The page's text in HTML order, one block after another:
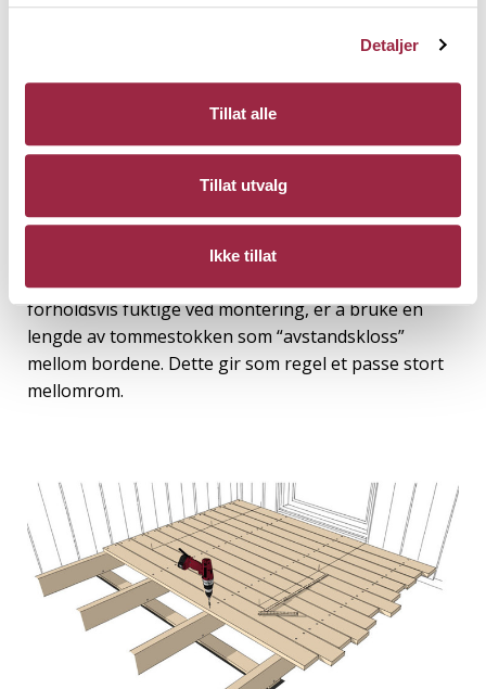
Detaljer
Tillat alle
Tillat utvalg
Ikke tillat
nyproduserte og fuktige, men ofte er det en
variasjon i fuktigheten fra bord til bord (og fra ende
En måte å sikre riktig mellomrom uavhengig av
fuktinnhold er å måle kant til kant under montering.
Som eksempel kan man måle 125 mm fra kanten på
det allerede monterte terrassebordet til kanten på
det bordet som skal monteres ved bruk av 120 mm
bredde. En annen måte, når terrassebordene er
forholdsvis fuktige ved montering, er å bruke en
lengde av tommestokken som “avstandskloss”
mellom bordene. Dette gir som regel et passe stort
mellomrom.